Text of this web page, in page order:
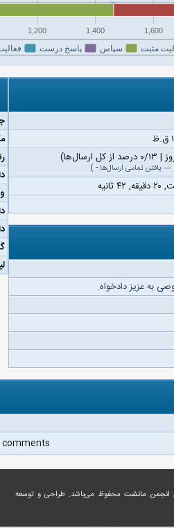
مثبت سپاس پاسخ درست
1,200 1,400 1,600
— یافتن تمامی ارسال‌ها -
)
به عزیز دادخواه.
انجمن مانشت محفوظ می‌باشد. طراحی و توسعه